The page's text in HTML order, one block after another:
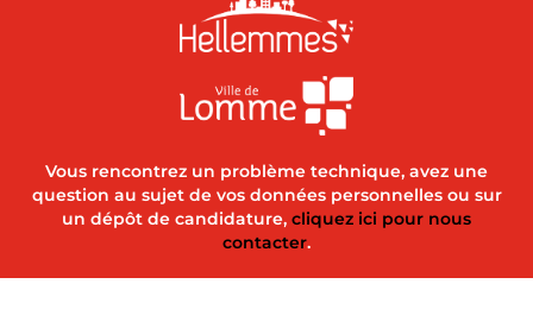
Vous rencontrez un problème technique, avez une
question au sujet de vos données personnelles ou sur
un dépôt de candidature, cliquez ici pour nous
contacter.